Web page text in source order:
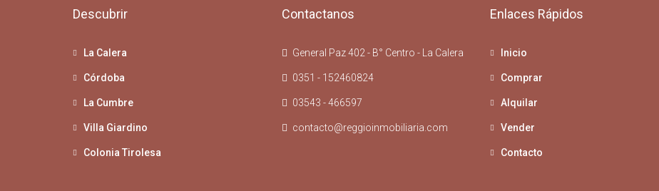
Descubrir
La Calera
Córdoba
La Cumbre
Villa Giardino
Colonia Tirolesa
Contactanos
General Paz 402 - B° Centro - La Calera
0351 - 152460824
03543 - 466597
contacto@reggioinmobiliaria.com
Enlaces Rápidos
Inicio
Comprar
Alquilar
Vender
Contacto